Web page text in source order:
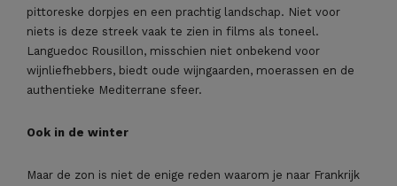
pittoreske dorpjes en een prachtig landschap. Niet voor
niets is deze streek vaak te zien in films als toneel.
Languedoc Rousillon, misschien niet onbekend voor
wijnliefhebbers, biedt oude wijngaarden, moerassen en de
authentieke Mediterrane sfeer.
Ook in de winter
Maar de zon is niet de enige reden waarom je naar Frankrijk